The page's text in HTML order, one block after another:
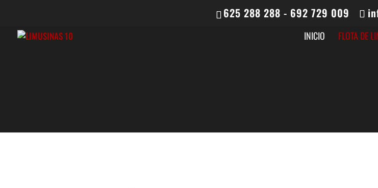
625 288 288 - 692 729 009
INICIO FLOTA DE
MINIBUS